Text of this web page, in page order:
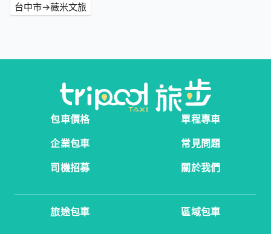
台中市→薇米文旅
包車價格
單程專車
企業包車
常見問題
司機招募
關於我們
旅途包車 區域包車